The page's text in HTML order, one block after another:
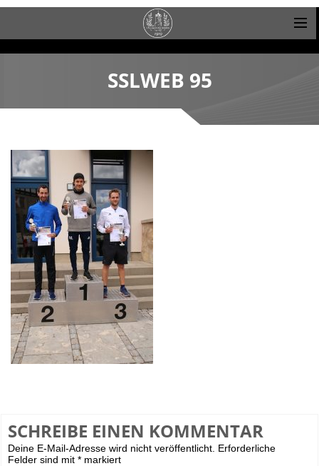
SSLWEB 95
SCHREIBE EINEN KOMMENTAR
Deine E-Mail-Adresse wird nicht veröffentlicht. Erforderliche
Felder sind mit* markiert